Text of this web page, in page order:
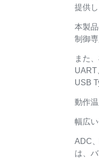
提供
本製
制御
また
UART
USB
動作
幅広
ADC
は、